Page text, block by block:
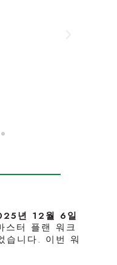
년 12월 6일
스터 플랜 워크
습니다. 이번 워